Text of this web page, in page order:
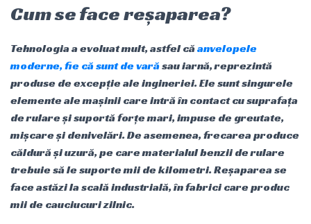
Cum se face reșaparea?
Tehnologia a evoluat mult, astfel căanvelopele
moderne, fie că sunt de varăsau iarnă, reprezintă
produse de excepție ale ingineriei. Ele sunt singurele
elemente ale mașinii care intră în contact cu suprafața
de rulare și suportă forțe mari, impuse de greutate,
mișcare și denivelări. De asemenea, frecarea produce
căldură și uzură, pe care materialul benzii de rulare
trebuie să le suporte mii de kilometri. Reșaparea se
face astăzi la scală industrială, în fabrici care produc
mii de cauciucuri zilnic.